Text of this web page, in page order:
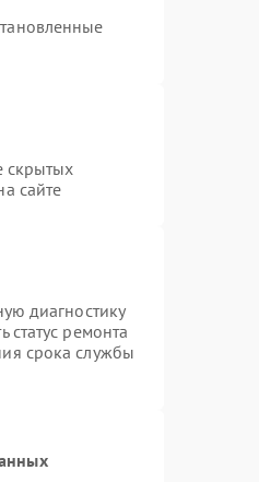
скрытых
сайте
диагностику
ремонта
срока службы